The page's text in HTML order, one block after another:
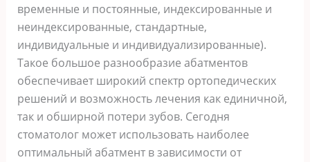
временные и постоянные, индексированные и
неиндексированные, стандартные,
индивидуальные и индивидуализированные).
Такое большое разнообразие абатментов
обеспечивает широкий спектр ортопедических
решений и возможность лечения как единичной,
так и обширной потери зубов. Сегодня
стоматолог может использовать наиболее
оптимальный абатмент в зависимости от